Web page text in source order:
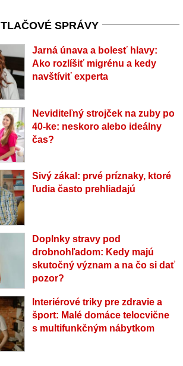
TLAČOVÉ SPRÁVY
Jarná únava a bolesť hlavy:
Ako rozlíšiť migrénu a kedy
navštíviť experta
Neviditeľný strojček na zuby po
40-ke: neskoro alebo ideálny
čas?
Sivý zákal: prvé príznaky, ktoré
ľudia často prehliadajú
Doplnky stravy pod
drobnohľadom: Kedy majú
skutočný význam a na čo si dať
pozor?
Interiérové triky pre zdravie a
šport: Malé domáce telocvične
s multifunkčným nábytkom